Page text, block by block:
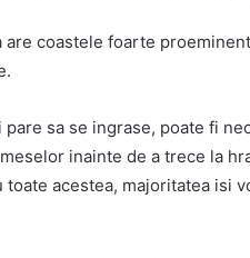
are coastele foarte
pare sa se ingrase, poate fi
inainte de a trece la
acestea, majoritatea isi